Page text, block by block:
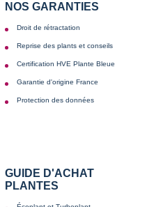
NOS GARANTIES
Droit de rétractation
Reprise des plants et conseils
Certification HVE Plante Bleue
Garantie d'origine France
Protection des données
GUIDE D'ACHAT
PLANTES